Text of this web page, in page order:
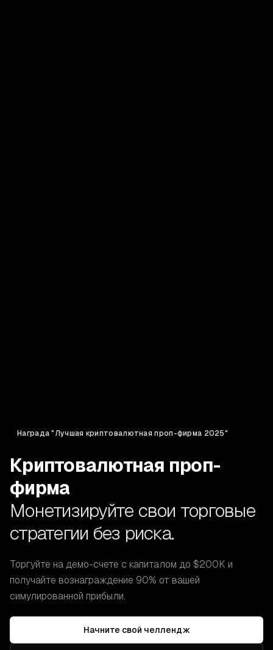
Награда "Лучшая криптовалютная проп-фирма 2025"
Криптовалютная проп-
фирма
Монетизируйте свои торговые
стратегии без риска.
Торгуйте на демо-счете с капиталом до $200K и
получайте вознаграждение 90% от вашей
симулированной прибыли.
Начните свой челлендж